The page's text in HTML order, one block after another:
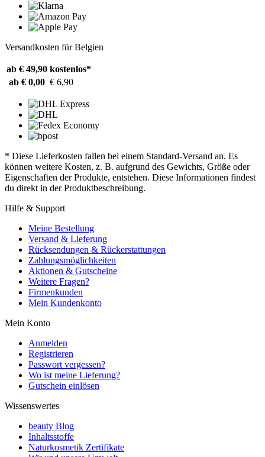
Versandkosten für Belgien
ab € 49,90 kostenlos*
ab € 0,00 € 6,90
* Diese Lieferkosten fallen bei einem Standard-Versand an. Es
können weitere Kosten, z. B. aufgrund des Gewichts, Größe oder
Eigenschaften der Produkte, entstehen. Diese Informationen findest
du direkt in der Produktbeschreibung.
Hilfe & Support
Meine Bestellung
Versand & Lieferung
Rücksendungen & Rückerstattungen
Zahlungsmöglichkeiten
Aktionen & Gutscheine
Weitere Fragen?
Firmenkunden
Mein Kundenkonto
Mein Konto
Anmelden
Registrieren
Passwort vergessen?
Wo ist meine Lieferung?
Gutschein einlösen
Wissenswertes
beauty Blog
Inhaltsstoffe
Naturkosmetik Zertifikate